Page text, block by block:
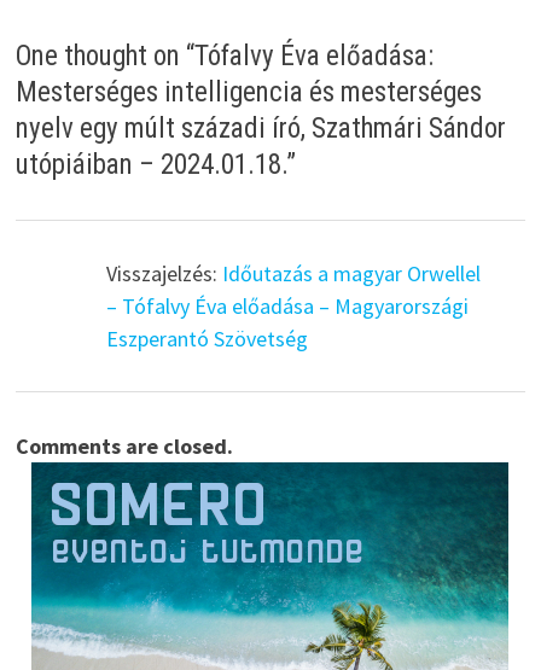
One thought on “Tófalvy Éva előadása:
Mesterséges intelligencia és mesterséges
nyelv egy múlt századi író, Szathmári Sándor
utópiáiban – 2024.01.18.”
Visszajelzés: Időutazás a magyar Orwellel
– Tófalvy Éva előadása – Magyarországi
Eszperantó Szövetség
Comments are closed.